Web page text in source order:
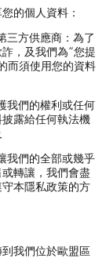
的個人資料：
方供應商：為了
，及我們為“您提
而須使用您的資料
們的權利或任何
露給任何執法機
們的全部或幾乎
轉讓，我們會盡
本隱私政策的方
我們位於歐盟區